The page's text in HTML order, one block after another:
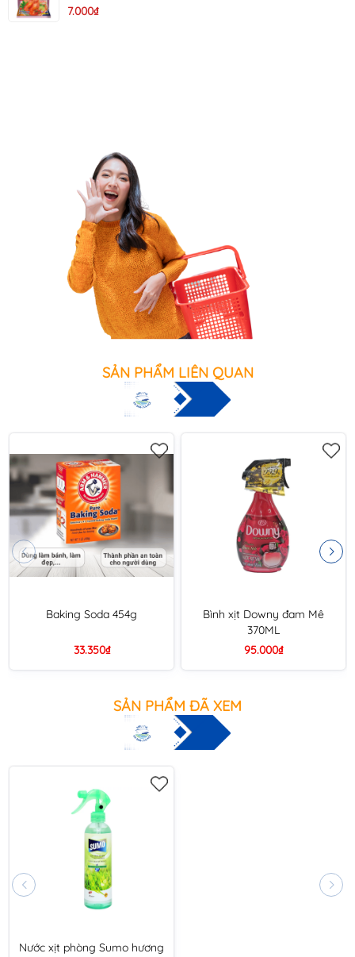
7.000₫
SẢN PHẨM LIÊN QUAN
Baking Soda 454g
33.350₫
Bình xịt Downy đam Mê
370ML
95.000₫
SẢN PHẨM ĐÃ XEM
Nước xịt phòng Sumo hương